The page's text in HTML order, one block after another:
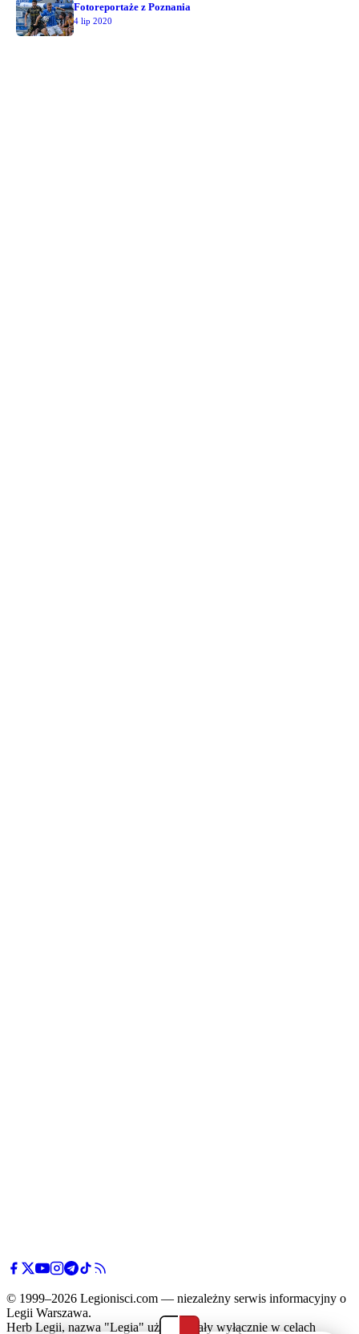
Fotoreportaże z Poznania
4 lip 2020
© 1999–2026 Legionisci.com — niezależny serwis informacyjny o
Legii Warszawa.
Herb Legii, nazwa "Legia" użyte zostały wyłącznie w celach